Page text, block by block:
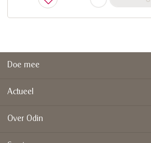
Doe mee
Actueel
Over Odin